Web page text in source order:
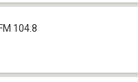
FM 104.8